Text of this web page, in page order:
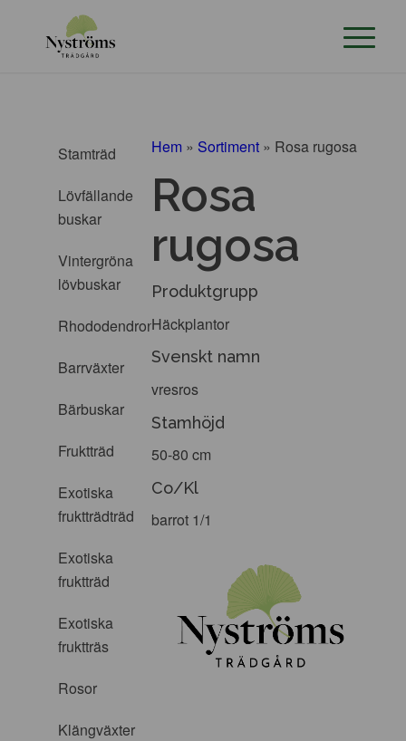
Stamträd
Lövfällande
buskar
Vintergröna
lövbuskar
Rhododendron
Barrväxter
Bärbuskar
Fruktträd
Exotiska
fruktträdträd
Exotiska
fruktträd
Exotiska
fruktträs
Rosor
Klängväxter
Hem » Sortiment » Rosa rugosa
Rosa
rugosa
Produktgrupp
Häckplantor
Svenskt namn
vresros
Stamhöjd
50-80 cm
Co/Kl
barrot 1/1